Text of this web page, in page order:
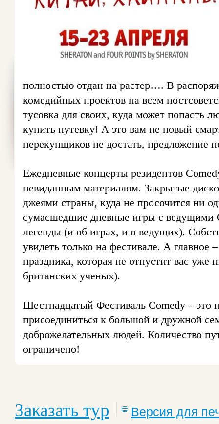
полностью отдан на растер…. В
комедийных проектов на всем
тусовка для своих, куда может попасть
купить путевку! А это вам не новый
перекупщиков не достать, предложение
Ежедневные концерты резидентов
невиданным материалом. Закрытые
джеями страны, куда не просочится ни
сумасшедшие дневные игры c ведущими
легенды (и об играх, и о ведущих).
увидеть только на фестивале. А главное
праздника, которая не отпустит вас уже
британских ученых).
Шестнадцатый Фестиваль Comedy – это
присоединиться к большой и дружной
доброжелательных людей. Количество
ограничено!
Заказать тур Версия для